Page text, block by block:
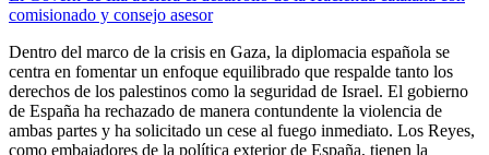
comisionado y consejo asesor
Dentro del marco de la crisis en Gaza, la diplomacia española se
centra en fomentar un enfoque equilibrado que respalde tanto los
derechos de los palestinos como la seguridad de Israel. El gobierno
de España ha rechazado de manera contundente la violencia de
ambas partes y ha solicitado un cese al fuego inmediato. Los Reyes,
como embajadores de la política exterior de España, tienen la